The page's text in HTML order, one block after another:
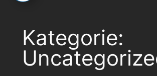
Kategorie: